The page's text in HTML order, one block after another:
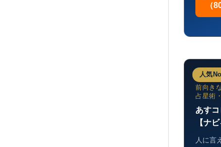
（
人気
前向き
占星術
あす
【ナ
人に言